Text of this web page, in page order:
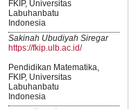
FKIP, Universitas
Labuhanbatu
Indonesia
Sakinah Ubudiyah Siregar
https://fkip.ulb.ac.id/
Pendidikan Matematika,
FKIP, Universitas
Labuhanbatu
Indonesia